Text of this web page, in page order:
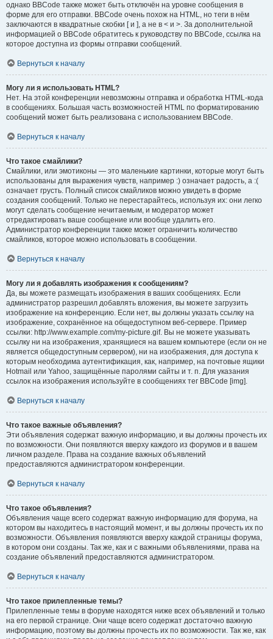
однако BBCode также может быть отключён на уровне сообщения в
форме для его отправки. BBCode очень похож на HTML, но теги в нём
заключаются в квадратные скобки [ и ], а не в < и >. За дополнительной
информацией о BBCode обратитесь к руководству по BBCode, ссылка на
которое доступна из формы отправки сообщений.
Вернуться к началу
Могу ли я использовать HTML?
Нет. На этой конференции невозможны отправка и обработка HTML-кода
в сообщениях. Большая часть возможностей HTML по форматированию
сообщений может быть реализована с использованием BBCode.
Вернуться к началу
Что такое смайлики?
Смайлики, или эмотиконы — это маленькие картинки, которые могут быть
использованы для выражения чувств, например :) означает радость, а :(
означает грусть. Полный список смайликов можно увидеть в форме
создания сообщений. Только не перестарайтесь, используя их: они легко
могут сделать сообщение нечитаемым, и модератор может
отредактировать ваше сообщение или вообще удалить его.
Администратор конференции также может ограничить количество
смайликов, которое можно использовать в сообщении.
Вернуться к началу
Могу ли я добавлять изображения к сообщениям?
Да, вы можете размещать изображения в ваших сообщениях. Если
администратор разрешил добавлять вложения, вы можете загрузить
изображение на конференцию. Если нет, вы должны указать ссылку на
изображение, сохранённое на общедоступном веб-сервере. Пример
ссылки: http://www.example.com/my-picture.gif. Вы не можете указывать
ссылку ни на изображения, хранящиеся на вашем компьютере (если он не
является общедоступным сервером), ни на изображения, для доступа к
которым необходима аутентификация, как, например, на почтовые ящики
Hotmail или Yahoo, защищённые паролями сайты и т. п. Для указания
ссылок на изображения используйте в сообщениях тег BBCode [img].
Вернуться к началу
Что такое важные объявления?
Эти объявления содержат важную информацию, и вы должны прочесть их
по возможности. Они появляются вверху каждого из форумов и в вашем
личном разделе. Права на создание важных объявлений
предоставляются администратором конференции.
Вернуться к началу
Что такое объявления?
Объявления чаще всего содержат важную информацию для форума, на
котором вы находитесь в настоящий момент, и вы должны прочесть их по
возможности. Объявления появляются вверху каждой страницы форума,
в котором они созданы. Так же, как и с важными объявлениями, права на
создание объявлений предоставляются администратором.
Вернуться к началу
Что такое прилепленные темы?
Прилепленные темы в форуме находятся ниже всех объявлений и только
на его первой странице. Они чаще всего содержат достаточно важную
информацию, поэтому вы должны прочесть их по возможности. Так же, как